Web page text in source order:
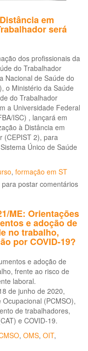
em
será
dos profissionais da
do Trabalhador
Nacional de Saúde do
o Ministério da Saúde
do Trabalhador
a Universidade Federal
ISC) , lançará em
à Distância em
(CEPIST 2), para
Único de Saúde
, formação em ST
para postar comentários
ME: Orientações
e adoção de
no trabalho,
por COVID-19?
e adoção de
frente ao risco de
laboral.
de junho de 2020,
(PCMSO),
de trabalhadores,
e COVID-19.
, OMS, OIT,